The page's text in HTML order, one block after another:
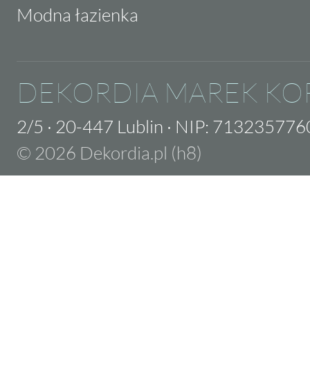
Modna łazienka
DEKORDIA MAREK
2/5 · 20-447 Lublin · NIP:
© 2026 Dekordia.pl (h8)